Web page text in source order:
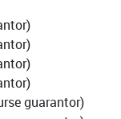
guarantor)